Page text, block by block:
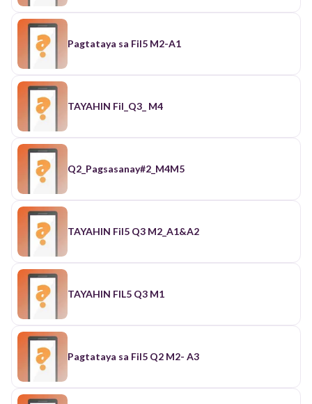
Pagtataya sa Fil5 M2-A1
TAYAHIN Fil_Q3_ M4
Q2_Pagsasanay#2_M4M5
TAYAHIN Fil5 Q3 M2_A1&A2
TAYAHIN FIL5 Q3 M1
Pagtataya sa Fil5 Q2 M2- A3